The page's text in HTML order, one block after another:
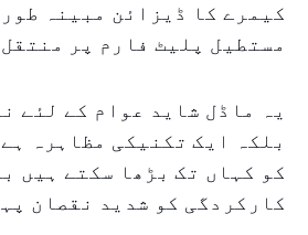
کیمرے کا ڈیزائن مبینہ
مستطیل پلیٹ فارم پر منتقل
یہ ماڈل شاید عوام کے لئے
بلکہ ایک تکنیکی مظاہرہ
کو کہاں تک بڑھا سکتے ہیں
کارکردگی کو شدید نقصان